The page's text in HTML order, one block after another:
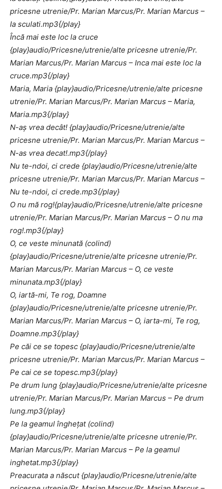
pricesne utrenie/Pr. Marian Marcus/Pr. Marian Marcus –
Ia sculati.mp3{/play}
Încă mai este loc la cruce
{play}audio/Pricesne/utrenie/alte pricesne utrenie/Pr.
Marian Marcus/Pr. Marian Marcus – Inca mai este loc la
cruce.mp3{/play}
Maria, Maria {play}audio/Pricesne/utrenie/alte pricesne
utrenie/Pr. Marian Marcus/Pr. Marian Marcus – Maria,
Maria.mp3{/play}
N-aş vrea decât! {play}audio/Pricesne/utrenie/alte
pricesne utrenie/Pr. Marian Marcus/Pr. Marian Marcus –
N-as vrea decat!.mp3{/play}
Nu te-ndoi, ci crede {play}audio/Pricesne/utrenie/alte
pricesne utrenie/Pr. Marian Marcus/Pr. Marian Marcus –
Nu te-ndoi, ci crede.mp3{/play}
O nu mă rog!{play}audio/Pricesne/utrenie/alte pricesne
utrenie/Pr. Marian Marcus/Pr. Marian Marcus – O nu ma
rog!.mp3{/play}
O, ce veste minunată (colind)
{play}audio/Pricesne/utrenie/alte pricesne utrenie/Pr.
Marian Marcus/Pr. Marian Marcus – O, ce veste
minunata.mp3{/play}
O, iartă-mi, Te rog, Doamne
{play}audio/Pricesne/utrenie/alte pricesne utrenie/Pr.
Marian Marcus/Pr. Marian Marcus – O, iarta-mi, Te rog,
Doamne.mp3{/play}
Pe căi ce se topesc {play}audio/Pricesne/utrenie/alte
pricesne utrenie/Pr. Marian Marcus/Pr. Marian Marcus –
Pe cai ce se topesc.mp3{/play}
Pe drum lung {play}audio/Pricesne/utrenie/alte pricesne
utrenie/Pr. Marian Marcus/Pr. Marian Marcus – Pe drum
lung.mp3{/play}
Pe la geamul îngheţat (colind)
{play}audio/Pricesne/utrenie/alte pricesne utrenie/Pr.
Marian Marcus/Pr. Marian Marcus – Pe la geamul
inghetat.mp3{/play}
Preacurata a născut {play}audio/Pricesne/utrenie/alte